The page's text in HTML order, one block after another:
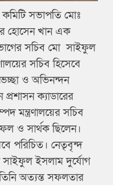
কমিটি সভাপতি মোঃ
হোসেন খান এক
সচিব মো সাইফুল
সচিব হিসেবে
ও অভিনন্দন
ক্যাডারের
মন্ত্রণালয়ের সচিব
ও সার্থক ছিলেন।
পরিচিত। নেতৃবৃন্দ
সাইফুল ইসলাম দুর্যোগ
তিনি অত্যন্ত সফলতার